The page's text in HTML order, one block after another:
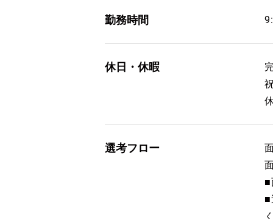
勤務時間
休日・休暇
選考フロー
■